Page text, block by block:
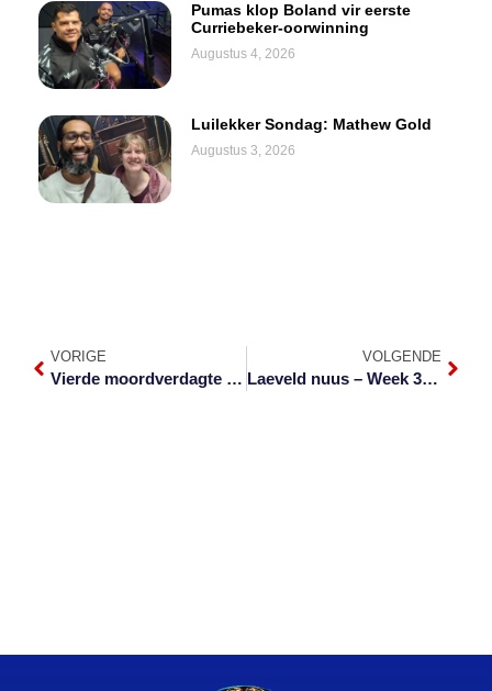
Pumas klop Boland vir eerste
Curriebeker-oorwinning
Augustus 4, 2026
Luilekker Sondag: Mathew Gold
Augustus 3, 2026
VORIGE
Vierde moordverdagte in die hof oor Hillary Gardee
VOLGENDE
Laeveld nuus – Week 34 van 2022